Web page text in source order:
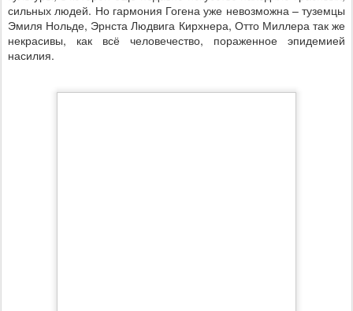
сильных людей. Но гармония Гогена уже невозможна – туземцы
Эмиля Нольде, Эрнста Людвига Кирхнера, Отто Миллера так же
некрасивы, как всё человечество, пораженное эпидемией
насилия.